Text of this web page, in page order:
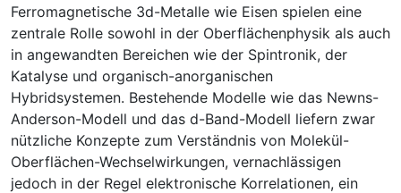
Ferromagnetische 3d-Metalle wie Eisen spielen eine
zentrale Rolle sowohl in der Oberflächenphysik als auch
in angewandten Bereichen wie der Spintronik, der
Katalyse und organisch-anorganischen
Hybridsystemen. Bestehende Modelle wie das Newns-
Anderson-Modell und das d-Band-Modell liefern zwar
nützliche Konzepte zum Verständnis von Molekül-
Oberflächen-Wechselwirkungen, vernachlässigen
jedoch in der Regel elektronische Korrelationen, ein